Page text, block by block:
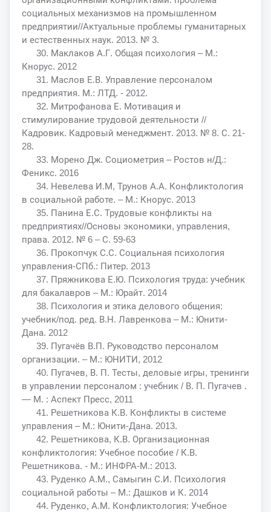
социальных механизмов на промышленном
предприятии//Актуальные проблемы гуманитарных
и естественных наук. 2013. № 3.
30. Маклаков А.Г. Общая психология – М.:
Кнорус. 2012
31. Маслов Е.В. Управление персоналом
предприятия. М.: ЛТД. - 2012.
32. Митрофанова Е. Мотивация и
стимулирование трудовой деятельности //
Кадровик. Кадровый менеджмент. 2013. № 8. С. 21-
28.
33. Морено Дж. Социометрия – Ростов н/Д.:
Феникс. 2016
34. Невелева И.М, Трунов А.А. Конфликтология
в социальной работе. – М.: Кнорус. 2013
35. Панина Е.С. Трудовые конфликты на
предприятиях//Основы экономики, управления,
права. 2012. № 6 – С. 59-63
36. Прокопчук С.С. Социальная психология
управления-СПб.: Питер. 2013
37. Пряжникова Е.Ю. Психология труда: учебник
для бакалавров – М.: Юрайт. 2014
38. Психология и этика делового общения:
учебник/под. ред. В.Н. Лавренкова – М.: Юнити-
Дана. 2012
39. Пугачёв В.П. Руководство персоналом
организации. – М.: ЮНИТИ, 2012
40. Пугачев, В. П. Тесты, деловые игры, тренинги
в управлении персоналом : учебник / В. П. Пугачев .
— М. : Аспект Пресс, 2011
41. Решетникова К.В. Конфликты в системе
управления – М.: Юнити-Дана. 2013.
42. Решетникова, К.В. Организационная
конфликтология: Учебное пособие / К.В.
Решетникова. - М.: ИНФРА-М.: 2013.
43. Руденко А.М., Самыгин С.И. Психология
социальной работы – М.: Дашков и К. 2014
44. Руденко, А.М. Конфликтология: Учебное